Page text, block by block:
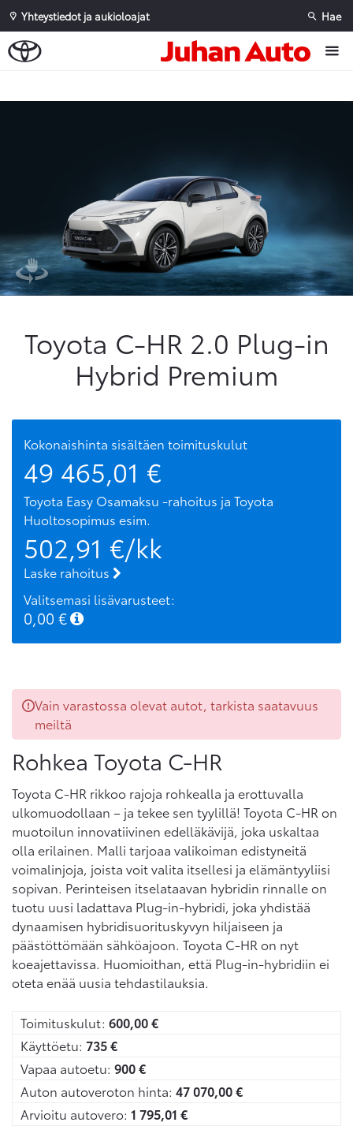
Yhteystiedot ja aukioloajat Hae
Toyota C-HR 2.0 Plug-in
Hybrid Premium
Kokonaishinta sisältäen toimituskulut
49 465,01 €
Toyota Easy Osamaksu -rahoitus ja Toyota
Huoltosopimus esim.
502,91 €/kk
Laske rahoitus
Valitsemasi lisävarusteet:
0,00 €
Vain varastossa olevat autot, tarkista saatavuus
meiltä
Rohkea Toyota C-HR
Toyota C-HR rikkoo rajoja rohkealla ja erottuvalla
ulkomuodollaan – ja tekee sen tyylillä! Toyota C-HR on
muotoilun innovatiivinen edelläkävijä, joka uskaltaa
olla erilainen. Malli tarjoaa valikoiman edistyneitä
voimalinjoja, joista voit valita itsellesi ja elämäntyyliisi
sopivan. Perinteisen itselataavan hybridin rinnalle on
tuotu uusi ladattava Plug-in-hybridi, joka yhdistää
dynaamisen hybridisuorituskyvyn hiljaiseen ja
päästöttömään sähköajoon. Toyota C-HR on nyt
koeajettavissa. Huomioithan, että Plug-in-hybridiin ei
oteta enää uusia tehdastilauksia.
Toimituskulut: 600,00€
Käyttöetu: 735€
Vapaa autoetu: 900€
Auton autoveroton hinta: 47 070,00€
Arvioitu autovero: 1 795,01 €